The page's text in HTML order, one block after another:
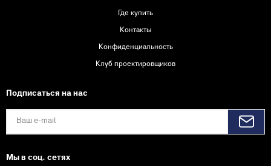
Где купить
Контакты
Конфиденциальность
Клуб проектировщиков
Подписаться на нас
Мы в соц. сетях